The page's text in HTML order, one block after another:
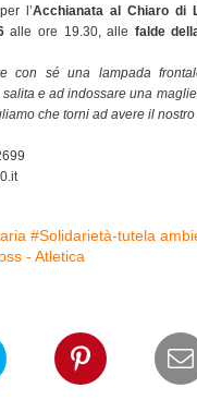
l’Acchianata al Chiaro di
alle ore 19.30, alle falde
con sé una lampada
salita e ad indossare una
che torni ad avere il
#Solidarietà-tutela
- Atletica